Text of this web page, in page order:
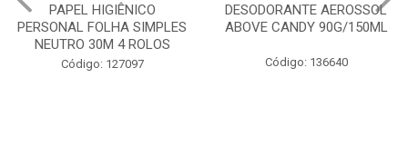
PAPEL HIGIÊNICO
PERSONAL FOLHA SIMPLES
NEUTRO 30M 4 ROLOS
Código: 127097
DESODORANTE AEROSSOL
ABOVE CANDY 90G/150ML
Código: 136640